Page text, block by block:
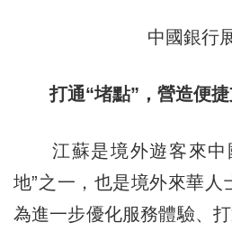
中國銀行
打通“堵點”，營造便
江蘇是境外遊客來中
地”之一，也是境外來華人
為進一步優化服務體驗、